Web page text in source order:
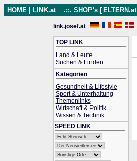
HOME LINK.at .::. SHOP's [ ELTERN.at
link.josef.at
TOP LINK
Land & Leute
Suchen & Finden
Kategorien
Gesundheit & Lifestyle
Sport & Unterhaltung
Themenlinks
Wirtschaft & Politik
Wissen & Technik
SPEED LINK